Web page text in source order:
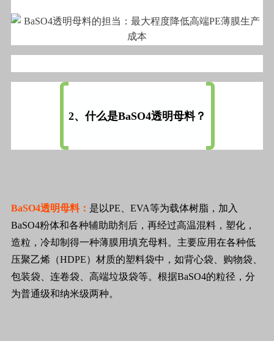
2、什么是BaSO4透明母料？
BaSO4透明母料： 是以PE、EVA等为载体树脂，加入
BaSO4粉体和各种辅助助剂后，再经过高温混料，塑化，
造粒，冷却制得一种薄膜用填充母料。主要应用在各种低
压聚乙烯（HDPE）材质的塑料袋中，如背心袋、购物袋、
包装袋、连卷袋、高端垃圾袋等。根据BaSO4的粒径，分
为普通级和纳米级两种。